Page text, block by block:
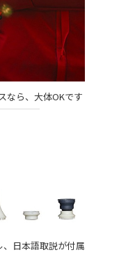
なら、大体OKです
日本語取説が付属